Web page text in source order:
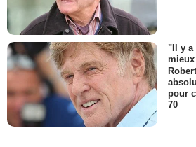
"Il y a
pour
70